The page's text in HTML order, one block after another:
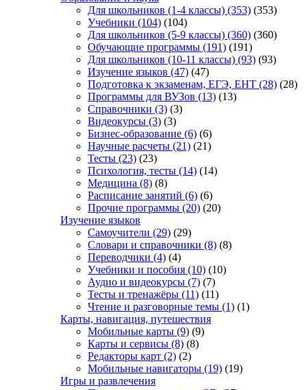
Для школьников (1-4 классы) (353) (353)
Учебники (104) (104)
Для школьников (5-9 классы) (360) (360)
Обучающие программы (191) (191)
Для школьников (10-11 классы) (93) (93)
Изучение языков (47) (47)
Подготовка к экзаменам, ЕГЭ, ЕНТ (28) (28)
Программы для ВУЗов (13) (13)
Справочники (3) (3)
Видеокурсы (3) (3)
Бизнес-образование (6) (6)
Научные расчеты (21) (21)
Тесты (23) (23)
Психология, тесты (14) (14)
Медицина (8) (8)
Расписание занятий (6) (6)
Прочие программы (20) (20)
Изучение языков
Самоучители (29) (29)
Словари и справочники (8) (8)
Переводчики (4) (4)
Учебники и пособия (10) (10)
Аудио и видеокурсы (7) (7)
Тесты и тренажёры (11) (11)
Чтение и разговорные темы (1) (1)
Карты, навигация, путешествия
Мобильные карты (9) (9)
Карты и сервисы (8) (8)
Редакторы карт (2) (2)
Мобильные навигаторы (19) (19)
Игры и развлечения